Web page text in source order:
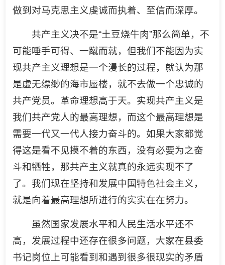
做到对马克思主义虔诚而执着、至信而深厚。
共产主义决不是“土豆烧牛肉”那么简单，不
可能唾手可得、一蹴而就，但我们不能因为实
现共产主义理想是一个漫长的过程，就认为那
是虚无缥缈的海市蜃楼，就不去做一个忠诚的
共产党员。革命理想高于天。实现共产主义是
我们共产党人的最高理想，而这个最高理想是
需要一代又一代人接力奋斗的。如果大家都觉
得这是看不见摸不着的东西，没有必要为之奋
斗和牺牲，那共产主义就真的永远实现不了
了。我们现在坚持和发展中国特色社会主义，
就是向着最高理想所进行的实实在在努力。
虽然国家发展水平和人民生活水平还不
高，发展过程中还存在很多问题，大家在县委
书记岗位上可能看到和遇到很多很现实的矛盾